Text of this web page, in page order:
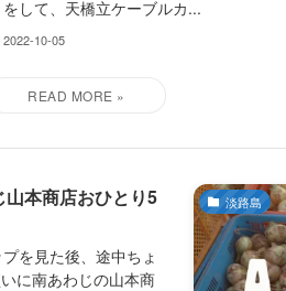
をして、天橋立ケーブルカ...
2022-10-05
淡路島
本商店おひとり5
を見た後、途中ちょ
に南あわじの山本商